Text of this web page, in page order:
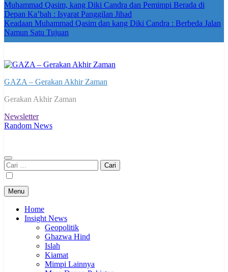
Muhammad Qasim, kang Diki Candra dan Pemimpi Berada di
Depan Ka’bah : Isyarat Panggilan Jihad
Keadaan Muhammad Qasim dan kang Diki Candra : Berbeda Jalan
Namun Satu Tujuan
GAZA – Gerakan Akhir Zaman
Gerakan Akhir Zaman
Newsletter
Random News
Cari
untuk:
Menu
Home
Insight News
Geopolitik
Ghazwa Hind
Islah
Kiamat
Mimpi Lainnya